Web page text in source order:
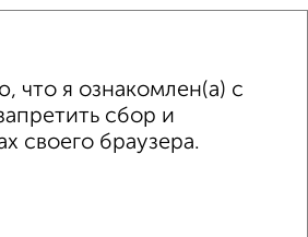
© 2015–2026
что я ознакомлен(а) с
сбор и
своего браузера.